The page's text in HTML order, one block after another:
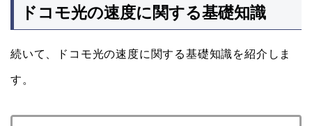
ドコモ光の速度に関する基礎知識
続いて、ドコモ光の速度に関する基礎知識を紹介しま
す。